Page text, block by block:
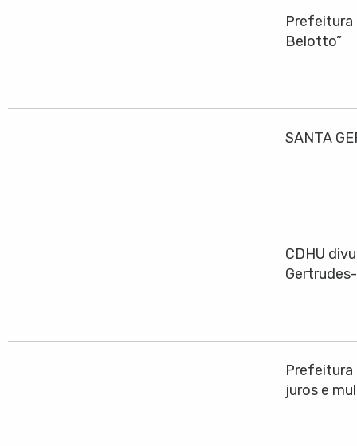
Prefeitura
Belotto”
SANTA
CDHU
Prefeitura
juros e